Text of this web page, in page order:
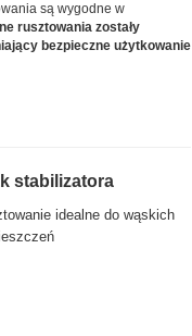
są wygodne w
rusztowania zostały
bezpieczne użytkowanie
stabilizatora
idealne do wąskich